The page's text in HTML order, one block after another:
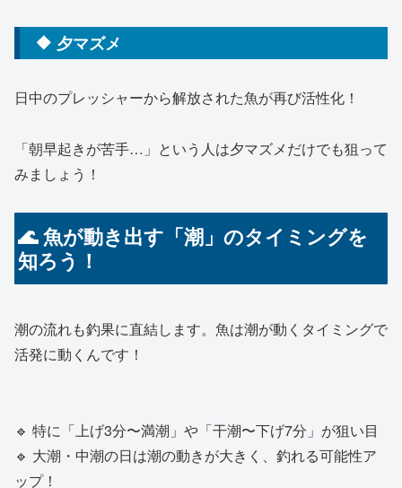
🔶 夕マズメ
日中のプレッシャーから解放された魚が再び活性化！
「朝早起きが苦手…」という人は夕マズメだけでも狙って
みましょう！
🌊 魚が動き出す「潮」のタイミングを
知ろう！
潮の流れも釣果に直結します。魚は潮が動くタイミングで
活発に動くんです！
🔹 特に「上げ3分〜満潮」や「干潮〜下げ7分」が狙い目
🔹 大潮・中潮の日は潮の動きが大きく、釣れる可能性ア
ップ！